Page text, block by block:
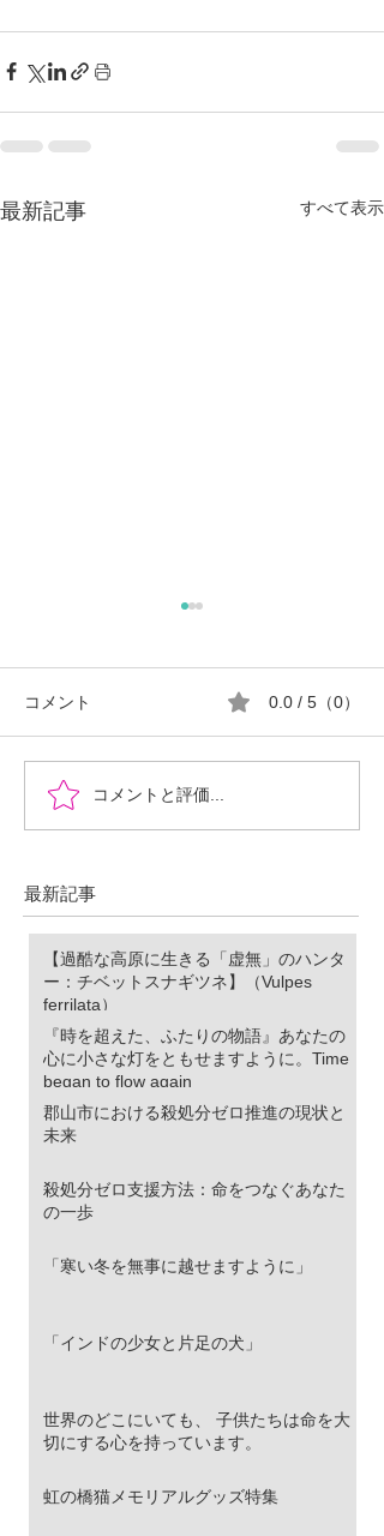
最新記事 すべて表示
『時を超えた、ふたりの
物語』あなたの心に小さ
に。Time began to flow again
コメント 0.0 / 5（0）
コメントと評価...
最新記事
【過酷な高原に生きる「虚無」のハンタ
ー：チベットスナギツネ】（Vulpes
ferrilata）
『時を超えた、ふたりの物語』あなたの
心に小さな灯をともせますように。Time
began to flow again
郡山市における殺処分ゼロ推進の現状と
未来
殺処分ゼロ支援方法：命をつなぐあなた
の一歩
「寒い冬を無事に越せますように」
「インドの少女と片足の犬」
世界のどこにいても、 子供たちは命を大
切にする心を持っています。
虹の橋猫メモリアルグッズ特集